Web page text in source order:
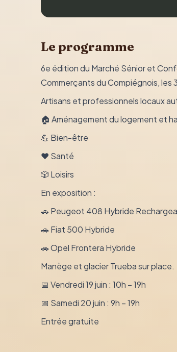
Le programme
6e édition du Marché Sénior et
Commerçants du Compiégnois, les
Artisans et professionnels locaux
🏠 Aménagement du logement et
💪 Bien-être
❤️ Santé
🎲 Loisirs
En exposition :
🚗 Peugeot 408 Hybride
🚗 Fiat 500 Hybride
🚗 Opel Frontera Hybride
Manège et glacier Trueba sur place.
📅 Vendredi 19 juin : 10h – 19h
📅 Samedi 20 juin : 9h – 19h
Entrée gratuite